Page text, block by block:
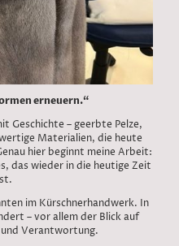
erneuern.“
Geschichte – geerbte Pelze,
Materialien, die heute
hier beginnt meine Arbeit:
das wieder in die heutige Zeit
im Kürschnerhandwerk. In
– vor allem der Blick auf
Verantwortung.